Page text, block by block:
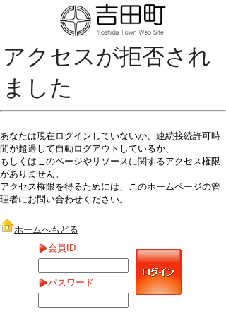
アクセスが拒否され
ました
あなたは現在ログインしていないか、連続接続許可時
間が超過して自動ログアウトしているか、
もしくはこのページやリソースに関するアクセス権限
がありません。
アクセス権限を得るためには、このホームページの管
理者にお問い合わせください。
ホームへもどる
会員ID
パスワード